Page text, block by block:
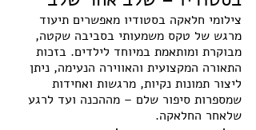
צילומי חלאקה בסטודיו מאפשרים תיעוד
מרגש של טקס משמעותי בסביבה שקטה,
מבוקרת ומותאמת במיוחד לילדים. בזכות
התאורה המקצועית והאווירה הנעימה, ניתן
ליצור תמונות נקיות, מרגשות ואחידות
שמספרות סיפור שלם – מההכנה ועד לרגע
שלאחר החלאקה.